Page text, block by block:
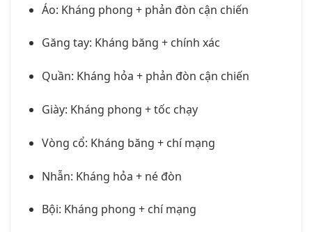
Áo: Kháng phong + phản đòn cận chiến
Găng tay: Kháng băng + chính xác
Quần: Kháng hỏa + phản đòn cận chiến
Giày: Kháng phong + tốc chạy
Vòng cổ: Kháng băng + chí mạng
Nhẫn: Kháng hỏa + né đòn
Bội: Kháng phong + chí mạng